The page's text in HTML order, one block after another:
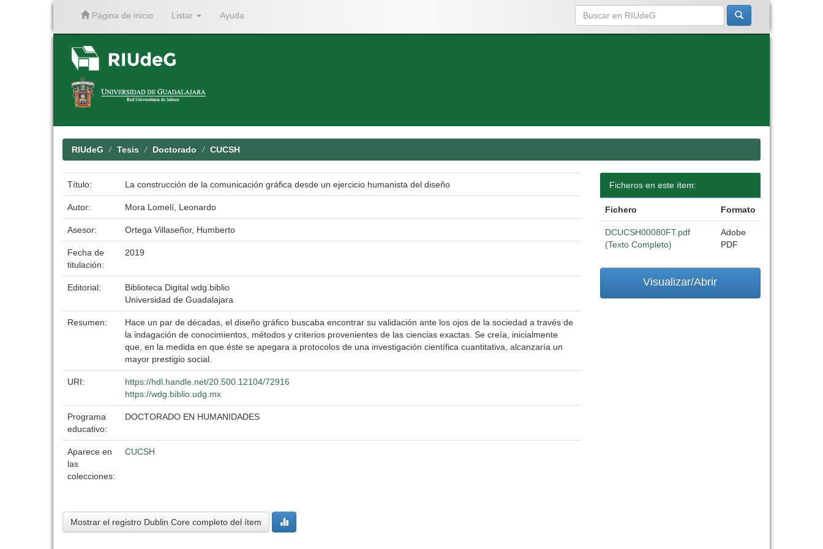
Página de inicio Listar Ayuda
RIUdeG Tesis Doctorado CUCSH
Título: La construcción de la comunicación gráfica desde un ejercicio humanista del diseño
Autor: Mora Lomelí, Leonardo
Asesor: Ortega Villaseñor, Humberto
Fecha de
titulación:
2019
Editorial:
Biblioteca Digital wdg.biblio
Universidad de Guadalajara
Resumen:
Hace un par de décadas, el diseño gráfico buscaba encontrar su validación ante los ojos de la sociedad a través de
la indagación de conocimientos, métodos y criterios provenientes de las ciencias exactas. Se creía, inicialmente
que, en la medida en que éste se apegara a protocolos de una investigación científica cuantitativa, alcanzaría un
mayor prestigio social.
URI:
https://hdl.handle.net/20.500.12104/72916
https://wdg.biblio.udg.mx
Programa
educativo:
DOCTORADO EN HUMANIDADES
Aparece en
las
colecciones:
CUCSH
Mostrar el registro Dublin Core completo del ítem
Ficheros en este ítem:
Fichero Formato
DCUCSH00080FT.pdf
(Texto Completo)
Adobe
PDF
Visualizar/Abrir